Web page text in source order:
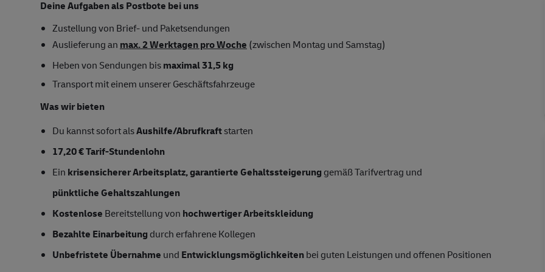
Deine Aufgaben als Postbote bei uns
Zustellung von Brief- und Paketsendungen
Auslieferung an max. 2 Werktagen pro Woche (zwischen Montag und Samstag)
Heben von Sendungen bismaximal 31,5 kg
Transport mit einem unserer Geschäftsfahrzeuge
Was wir bieten
Du kannst sofort alsAushilfe/Abrufkraftstarten
17,20 € Tarif-Stundenlohn
Ein krisensicherer Arbeitsplatz, garantierte Gehaltssteigerung gemäß Tarifvertrag und
pünktliche Gehaltszahlungen
Kostenlose Bereitstellung von hochwertiger Arbeitskleidung
Bezahlte Einarbeitung durch erfahrene Kollegen
Unbefristete Übernahme und Entwicklungsmöglichkeitenbei guten Leistungen und offenen Positionen